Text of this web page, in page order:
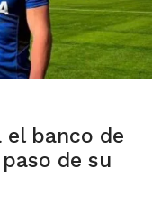
el banco de
de su